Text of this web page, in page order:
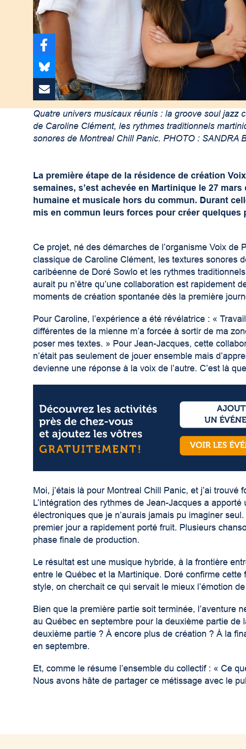
Quatre univers musicaux réunis : la groove soul jazz
de Caroline Clément, les rythmes traditionnels
sonores de Montreal Chill Panic. PHOTO : SANDRA
La première étape de la résidence de création
semaines, s’est achevée en Martinique le 27
humaine et musicale hors du commun. Durant
mis en commun leurs forces pour créer quelques
Ce projet, né des démarches de l’organisme Voix de
classique de Caroline Clément, les textures sonores
caribéenne de Doré Sowlo et les rythmes
aurait pu n’être qu’une collaboration est rapidement
moments de création spontanée dès la première
Pour Caroline, l’expérience a été révélatrice : «
différentes de la mienne m’a forcée à sortir de ma
poser mes textes. » Pour Jean-Jacques, cette
n’était pas seulement de jouer ensemble mais
devienne une réponse à la voix de l’autre. C’est là
Moi, j’étais là pour Montreal Chill Panic, et j’ai trouvé
L’intégration des rythmes de Jean-Jacques a
électroniques que je n’aurais jamais pu imaginer
premier jour a rapidement porté fruit. Plusieurs
phase finale de production.
Le résultat est une musique hybride, à la frontière
entre le Québec et la Martinique. Doré confirme
style, on cherchait ce qui servait le mieux l’émotion
Bien que la première partie soit terminée, l’aventure
au Québec en septembre pour la deuxième partie
deuxième partie ? À encore plus de création ? À la
en septembre.
Et, comme le résume l’ensemble du collectif : « Ce
Nous avons hâte de partager ce métissage avec le